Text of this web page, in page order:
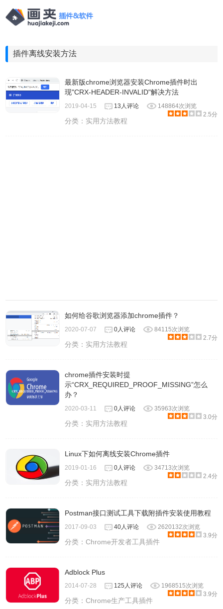
插件离线安装方法
最新版chrome浏览器安装Chrome插件时出
现"CRX-HEADER-INVALID"解决方法
2019-04-15 13人评论
148864次浏览
2.5分
分类： 实用方法教程
如何给谷歌浏览器添加chrome插件？
2020-07-07 0人评论
84115次浏览
2.7分
分类： 实用方法教程
chrome插件安装时提
示“CRX_REQUIRED_PROOF_MISSING”怎么
办？
2020-03-11 0人评论
35963次浏览
3.0分
分类： 实用方法教程
Linux下如何离线安装Chrome插件
2019-01-16 0人评论
34713次浏览
2.4分
分类： 实用方法教程
Postman接口测试工具下载附插件安装使用教程
2017-09-03 40人评论
2620132次浏览
3.9分
分类：Chrome开发者工具插件
Adblock Plus
2014-07-28 125人评论
1968515次浏览
3.9分
分类：Chrome生产工具插件